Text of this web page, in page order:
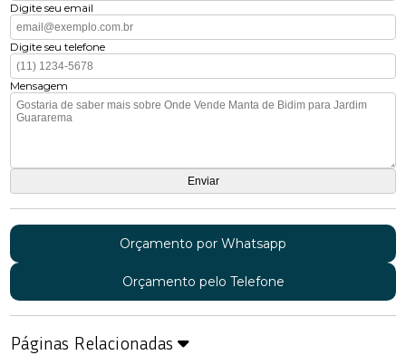
Digite seu email
Digite seu telefone
Mensagem
Orçamento por Whatsapp
Orçamento pelo Telefone
Páginas Relacionadas